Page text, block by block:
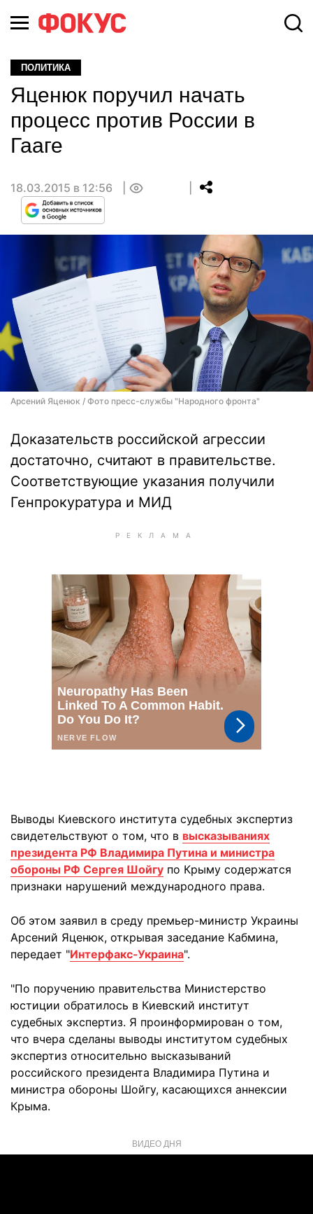
ПОЛИТИКА
Яценюк поручил начать
процесс против России в
Гааге
18.03.2015 в 12:56
Арсений Яценюк / Фото пресс-службы "Народного фронта"
Доказательств российской агрессии
достаточно, считают в правительстве.
Соответствующие указания получили
Генпрокуратура и МИД
Выводы Киевского института судебных экспертиз
свидетельствуют о том, что в высказываниях
президента РФ Владимира Путина и министра
обороны РФ Сергея Шойгу по Крыму содержатся
признаки нарушений международного права.
Об этом заявил в среду премьер-министр Украины
Арсений Яценюк, открывая заседание Кабмина,
передает "Интерфакс-Украина".
"По поручению правительства Министерство
юстиции обратилось в Киевский институт
судебных экспертиз. Я проинформирован о том,
что вчера сделаны выводы институтом судебных
экспертиз относительно высказываний
российского президента Владимира Путина и
министра обороны Шойгу, касающихся аннексии
Крыма.
ВИДЕО ДНЯ